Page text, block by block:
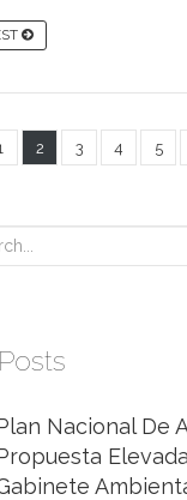
2 3 4 5
Nacional De